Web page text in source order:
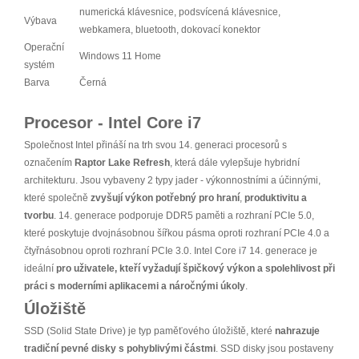
Výbava
numerická klávesnice, podsvícená klávesnice,
webkamera, bluetooth, dokovací konektor
Operační
systém
Windows 11 Home
Barva Černá
Procesor - Intel Core i7
Společnost Intel přináší na trh svou 14. generaci procesorů s
označením Raptor Lake Refresh, která dále vylepšuje hybridní
architekturu. Jsou vybaveny 2 typy jader - výkonnostními a účinnými,
které společně zvyšují výkon potřebný pro hraní, produktivitu a
tvorbu. 14. generace podporuje DDR5 paměti a rozhraní PCIe 5.0,
které poskytuje dvojnásobnou šířkou pásma oproti rozhraní PCIe 4.0 a
čtyřnásobnou oproti rozhraní PCIe 3.0. Intel Core i7 14. generace je
ideální pro uživatele, kteří vyžadují špičkový výkon a spolehlivost při
práci s moderními aplikacemi a náročnými úkoly.
Úložiště
SSD (Solid State Drive) je typ paměťového úložiště, které nahrazuje
tradiční pevné disky s pohyblivými částmi. SSD disky jsou postaveny